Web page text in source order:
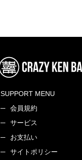
SUPPORT MENU
会員規約
サービス
お支払い
サイトポリシー